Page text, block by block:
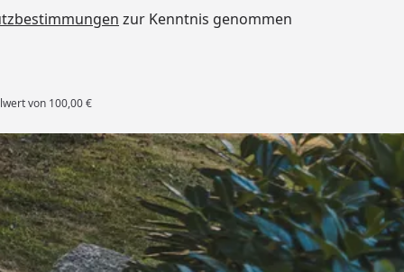
zur Kenntnis genommen
von 100,00 €